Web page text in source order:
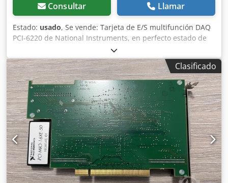
Consultar Llamar
Estado: usado, Se vende: Tarjeta de E/S multifunción DAQ
PCI-6220 de National Instruments, en perfecto estado de
funcionamiento. Fabricante: National Instruments (NI)
Modelo: PCI-6220 Número de pieza: 191329D-04L Cedpfx
Akszqy Ers Uerf Lugar de fabricación: Hungría Estado:
Usado – Totalmente probado y funcional Probado con: NI
MAX – funcionamiento verificado Entradas analógicas: 16
AI (16 bits, 250 kS/s) E/S digital: 24 DIO Contadores: Dos
contadores/temporizadores de 32 bits Interfaz: PCI
Controlador: Compatible con NI-DAQmx Probado con el
software NI MAX y se ha comprobado que funciona
correctamente. Se ha confirmado el funcionamiento de
todos los canales analógicos y digitales. Compatible con
LabVIEW y LabWindows/CVI. Retirado de un entorno
industrial en funcionamiento; no se detectan fallos. Envío
Clasificado